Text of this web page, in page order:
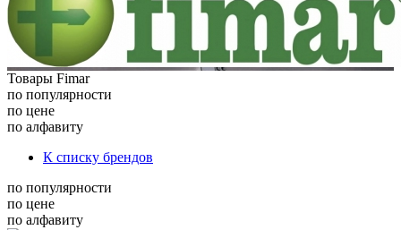
Товары Fimar
по популярности
по цене
по алфавиту
К списку брендов
по популярности
по цене
по алфавиту